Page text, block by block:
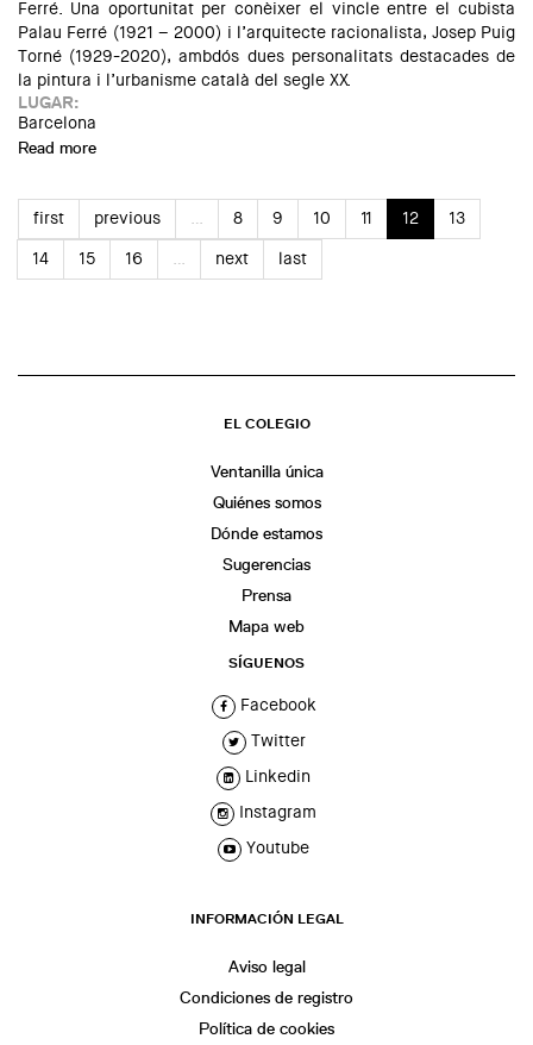
Ferré. Una oportunitat per conèixer el vincle entre el cubista
Palau Ferré (1921 – 2000) i l’arquitecte racionalista, Josep Puig
Torné (1929-2020), ambdós dues personalitats destacades de
la pintura i l’urbanisme català del segle XX.
LUGAR:
Barcelona
Read more
first previous … 8 9 10 11 12
13
14
15 16 … next last
EL COLEGIO
Ventanilla única
Quiénes somos
Dónde estamos
Sugerencias
Prensa
Mapa web
SÍGUENOS
Facebook
Twitter
Linkedin
Instagram
Youtube
INFORMACIÓN LEGAL
Aviso legal
Condiciones de registro
Política de cookies